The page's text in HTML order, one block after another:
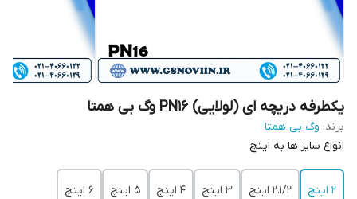
یکطرفه دریچه ای (لولایی) PN16 وگ بی همتا
برند: وگ بی همتا
انواع سایز ها به اینچ
2 اینچ 2.1/2 اینچ 3 اینچ 4 اینچ 5 اینچ 6 اینچ